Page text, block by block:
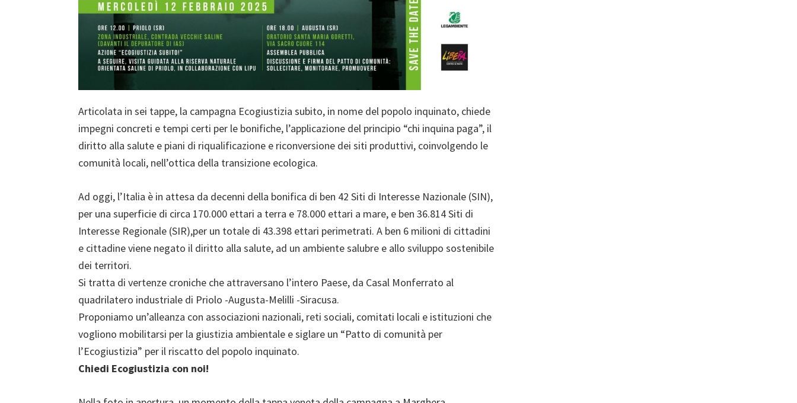
Articolata in sei tappe, la campagna Ecogiustizia subito, in nome del popolo inquinato, chiede
impegni concreti e tempi certi per le bonifiche, l’applicazione del principio “chi inquina paga”, il
diritto alla salute e piani di riqualificazione e riconversione dei siti produttivi, coinvolgendo le
comunità locali, nell’ottica della transizione ecologica.
Ad oggi, l’Italia è in attesa da decenni della bonifica di ben 42 Siti di Interesse Nazionale (SIN),
per una superficie di circa 170.000 ettari a terra e 78.000 ettari a mare, e ben 36.814 Siti di
Interesse Regionale (SIR),per un totale di 43.398 ettari perimetrati. A ben 6 milioni di cittadini
e cittadine viene negato il diritto alla salute, ad un ambiente salubre e allo sviluppo sostenibile
dei territori.
Si tratta di vertenze croniche che attraversano l’intero Paese, da Casal Monferrato al
quadrilatero industriale di Priolo -Augusta-Melilli -Siracusa.
Proponiamo un’alleanza con associazioni nazionali, reti sociali, comitati locali e istituzioni che
vogliono mobilitarsi per la giustizia ambientale e siglare un “Patto di comunità per
l’Ecogiustizia” per il riscatto del popolo inquinato.
Chiedi Ecogiustizia con noi!